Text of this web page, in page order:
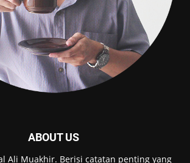
ABOUT US
Ali Muakhir. Berisi catatan penting yang